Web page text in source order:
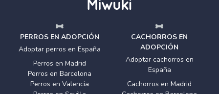
PERROS EN ADOPCIÓN
Adoptar perros en España
Perros en Madrid
Perros en Barcelona
Perros en Valencia
CACHORROS EN
ADOPCIÓN
Adoptar cachorros en
España
Cachorros en Madrid